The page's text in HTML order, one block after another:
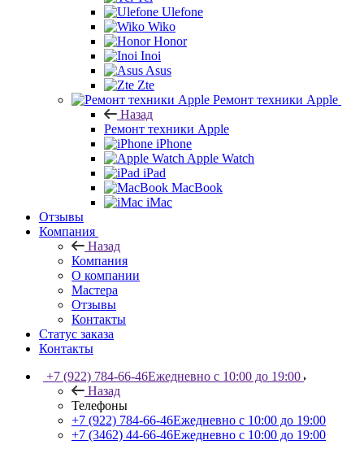
Ulefone
Wiko
Honor
Inoi
Asus
Zte
Ремонт техники Apple
Назад
Ремонт техники Apple
iPhone
Apple Watch
iPad
MacBook
iMac
Отзывы
Компания
Назад
Компания
О компании
Мастера
Отзывы
Контакты
Статус заказа
Контакты
+7 (922) 784-66-46Ежедневно с 10:00 до 19:00
Назад
Телефоны
+7 (922) 784-66-46Ежедневно с 10:00 до 19:00
+7 (3462) 44-66-46Ежедневно с 10:00 до 19:00